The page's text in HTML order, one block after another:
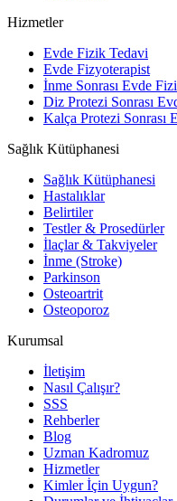
Hizmetler
Evde Fizik Tedavi
Evde Fizyoterapist
İnme Sonrası Evde
Diz Protezi Sonrası
Kalça Protezi Sonrası
Sağlık Kütüphanesi
Sağlık Kütüphanesi
Hastalıklar
Belirtiler
Testler & Prosedürler
İlaçlar & Takviyeler
İnme (Stroke)
Parkinson
Osteoartrit
Osteoporoz
Kurumsal
İletişim
Nasıl Çalışır?
SSS
Rehberler
Blog
Uzman Kadromuz
Hizmetler
Kimler İçin Uygun?